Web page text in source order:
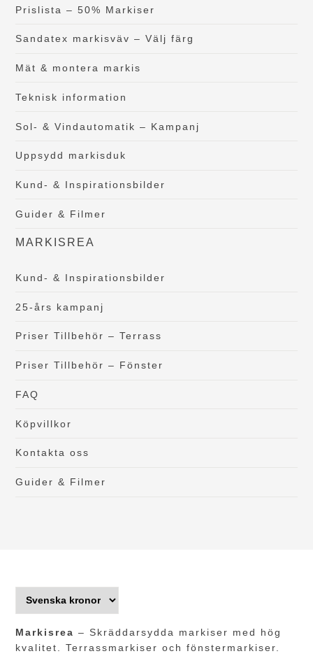
Prislista – 50% Markiser
Sandatex markisväv – Välj färg
Mät & montera markis
Teknisk information
Sol- & Vindautomatik – Kampanj
Uppsydd markisduk
Kund- & Inspirationsbilder
Guider & Filmer
MARKISREA
Kund- & Inspirationsbilder
25-års kampanj
Priser Tillbehör – Terrass
Priser Tillbehör – Fönster
FAQ
Köpvillkor
Kontakta oss
Guider & Filmer
Markisrea – Skräddarsydda markiser med hög
kvalitet. Terrassmarkiser och fönstermarkiser.